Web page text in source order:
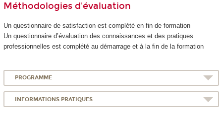
Méthodologies d'évaluation
Un questionnaire de satisfaction est complété en fin de formation
Un questionnaire d’évaluation des connaissances et des pratiques
professionnelles est complété au démarrage et à la fin de la formation
PROGRAMME
INFORMATIONS PRATIQUES